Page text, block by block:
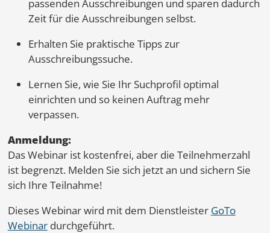
passenden Ausschreibungen und sparen dadurch
Zeit für die Ausschreibungen selbst.
Erhalten Sie praktische Tipps zur
Ausschreibungssuche.
Lernen Sie, wie Sie Ihr Suchprofil optimal
einrichten und so keinen Auftrag mehr
verpassen.
Anmeldung:
Das Webinar ist kostenfrei, aber die Teilnehmerzahl
ist begrenzt. Melden Sie sich jetzt an und sichern Sie
sich Ihre Teilnahme!
Dieses Webinar wird mit dem Dienstleister GoTo
Webinardurchgeführt.